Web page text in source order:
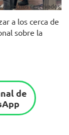
derechos reservados.
a los cerca de
sobre la
de